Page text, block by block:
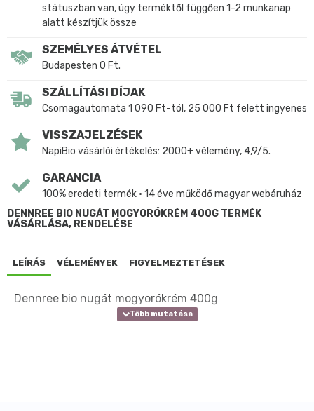
státuszban van, úgy terméktől függően 1-2 munkanap
alatt készítjük össze
SZEMÉLYES ÁTVÉTEL
Budapesten 0 Ft.
SZÁLLÍTÁSI DÍJAK
Csomagautomata 1 090 Ft-tól, 25 000 Ft felett ingyenes
VISSZAJELZÉSEK
NapiBio vásárlói értékelés: 2000+ vélemény, 4,9/5.
GARANCIA
100% eredeti termék • 14 éve működő magyar webáruház
DENNREE BIO NUGÁT MOGYORÓKRÉM 400G TERMÉK
VÁSÁRLÁSA, RENDELÉSE
LEÍRÁS VÉLEMÉNYEK FIGYELMEZTETÉSEK
Dennree bio nugát mogyorókrém 400g